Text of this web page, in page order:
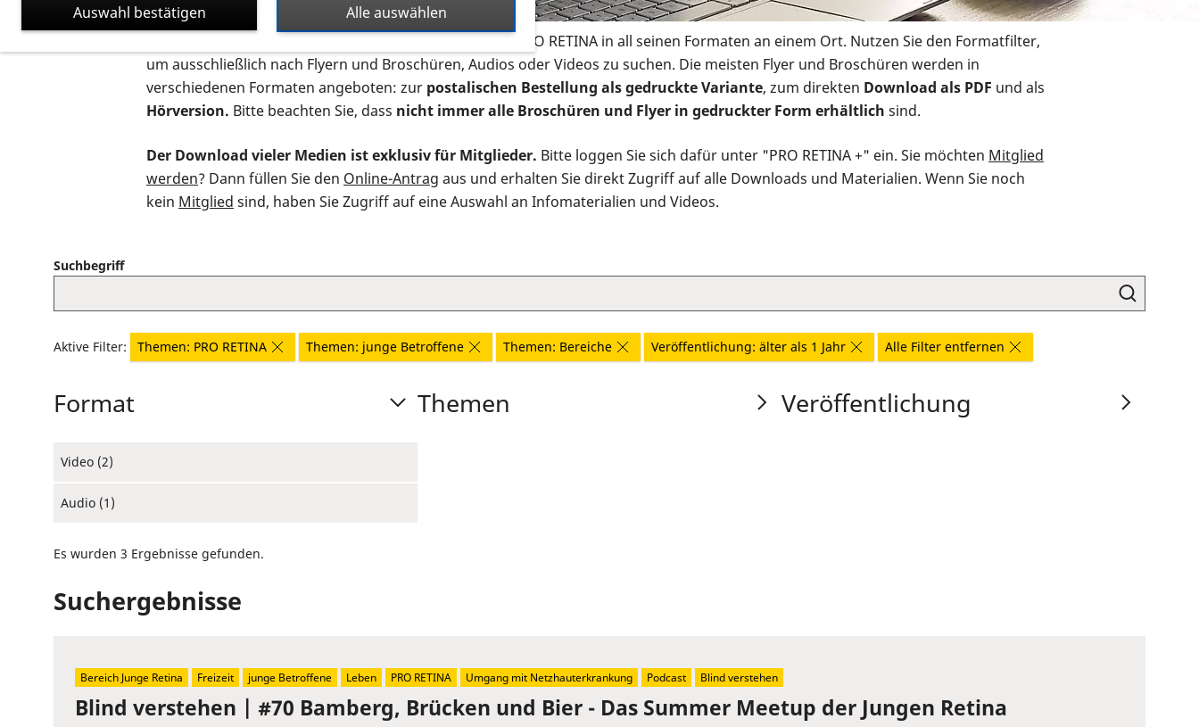
Auf dieser Seite finden Sie sämtliches Infomaterial der PRO RETINA in all seinen Formaten an einem Ort. Nutzen Sie den Formatfilter,
um ausschließlich nach Flyern und Broschüren, Audios oder Videos zu suchen. Die meisten Flyer und Broschüren werden in
verschiedenen Formaten angeboten: zur postalischen Bestellung als gedruckte Variante, zum direkten Download als PDF und als
Hörversion. Bitte beachten Sie, dass nicht immer alle Broschüren und Flyer in gedruckter Form erhältlich sind.
Der Download vieler Medien ist exklusiv für Mitglieder. Bitte loggen Sie sich dafür unter "PRO RETINA +" ein. Sie möchten Mitglied
werden? Dann füllen Sie den Online-Antrag aus und erhalten Sie direkt Zugriff auf alle Downloads und Materialien. Wenn Sie noch
kein Mitglied sind, haben Sie Zugriff auf eine Auswahl an Infomaterialien und Videos.
Suchbegriff
Aktive Filter: Themen: PRO RETINA Themen: junge Betroffene Themen: Bereiche Veröffentlichung: älter als 1 Jahr Alle Filter entfernen
Format
Video (2)
Audio (1)
Themen Veröffentlichung
Es wurden 3 Ergebnisse gefunden.
Suchergebnisse
Blind verstehen | #70 Bamberg, Brücken und Bier - Das Summer Meetup der Jungen Retina
Bereich Junge Retina Freizeit junge Betroffene Leben PRO RETINA Umgang mit Netzhauterkrankung Podcast Blind verstehen
Alle auswählen
Auswahl bestätigen